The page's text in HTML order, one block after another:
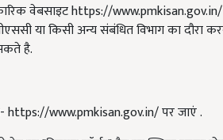
वेबसाइट https://
या किसी अन्य संबंधित विभाग का दौरा
है.
https://www.pmkisan.gov.in/ पर जाएं .